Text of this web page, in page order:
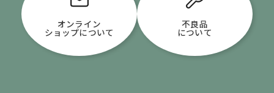
オンライン
ショップについて
不良品
について